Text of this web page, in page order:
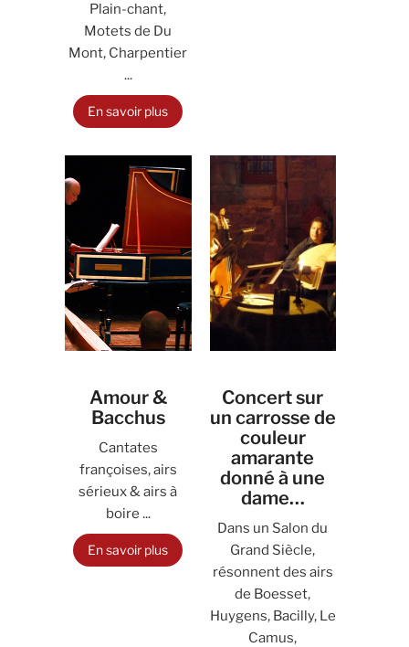
Plain-chant,
Motets de Du
Mont, Charpentier
...
En savoir plus
Amour &
Bacchus
Cantates
françoises, airs
sérieux & airs à
boire ...
En savoir plus
Concert sur
un carrosse de
couleur
amarante
donné à une
dame…
Dans un Salon du
Grand Siècle,
résonnent des airs
de Boesset,
Huygens, Bacilly, Le
Camus,